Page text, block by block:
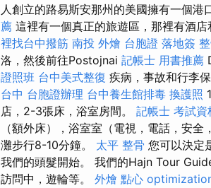
人創立的路易斯安那州的美國擁有一個港
薦 這裡有一個真正的旅遊區，那裡有酒
裡找台中撥筋 南投 外燴 台胞證 落地簽
洛，然後前往Postojnai 記帳士 用書推薦
證照班 台中美式整復 疾病，事故和行李
台中 台胞證辦理 台中養生館排毒 換護照
店，2-3張床，浴室房間。 記帳士 考試資
（額外床），浴室室（電視，電話，安全
灘步行8-10分鐘。 太平 整骨 您可以決定
我們的頭髮開始。 我們的Hajn Tour
訪問中，遊輪等。 外燴 點心